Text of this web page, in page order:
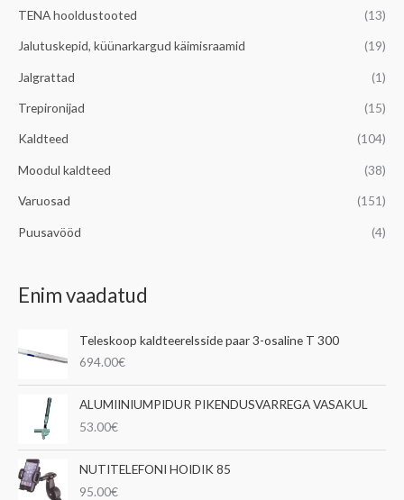
TENA hooldustooted (13)
Jalutuskepid, küünarkargud käimisraamid (19)
Jalgrattad (1)
Trepironijad (15)
Kaldteed (104)
Moodul kaldteed (38)
Varuosad (151)
Puusavööd (4)
Enim vaadatud
Teleskoop kaldteerelsside paar 3-osaline T 300
694.00€
ALUMIINIUMPIDUR PIKENDUSVARREGA VASAKUL
53.00€
NUTITELEFONI HOIDIK 85
95.00€